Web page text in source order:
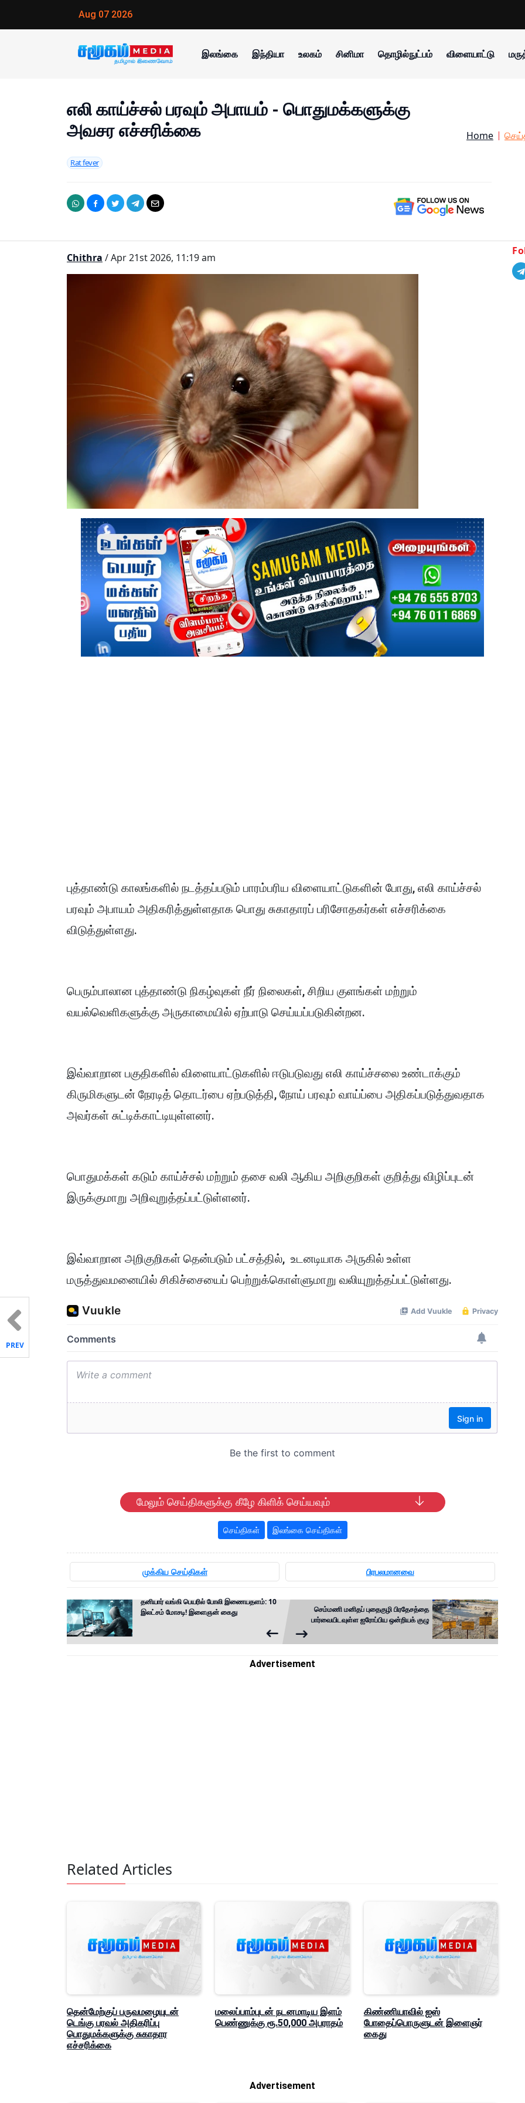
Aug 07 2026
இலங்கை இந்தியா உலகம் சினிமா தொழில்நுட்பம் விளையாட்டு
எலி காய்ச்சல் பரவும் அபாயம் - பொதுமக்களுக்கு
அவசர எச்சரிக்கை
Rat fever
Home
Chithra / Apr 21st 2026, 11:19 am
புத்தாண்டு காலங்களில் நடத்தப்படும் பாரம்பரிய விளையாட்டுகளின் போது, எலி காய்ச்சல்
பரவும் அபாயம் அதிகரித்துள்ளதாக பொது சுகாதாரப் பரிசோதகர்கள் எச்சரிக்கை
விடுத்துள்ளது.
பெரும்பாலான புத்தாண்டு நிகழ்வுகள் நீர் நிலைகள், சிறிய குளங்கள் மற்றும்
வயல்வெளிகளுக்கு அருகாமையில் ஏற்பாடு செய்யப்படுகின்றன.
இவ்வாறான பகுதிகளில் விளையாட்டுகளில் ஈடுபடுவது எலி காய்ச்சலை உண்டாக்கும்
கிருமிகளுடன் நேரடித் தொடர்பை ஏற்படுத்தி, நோய் பரவும் வாய்ப்பை அதிகப்படுத்துவதாக
அவர்கள் சுட்டிக்காட்டியுள்ளனர்.
பொதுமக்கள் கடும் காய்ச்சல் மற்றும் தசை வலி ஆகிய அறிகுறிகள் குறித்து விழிப்புடன்
இருக்குமாறு அறிவுறுத்தப்பட்டுள்ளனர்.
இவ்வாறான அறிகுறிகள் தென்படும் பட்சத்தில், உடனடியாக அருகில் உள்ள
மருத்துவமனையில் சிகிச்சையைப் பெற்றுக்கொள்ளுமாறு வலியுறுத்தப்பட்டுள்ளது.
மேலும் செய்திகளுக்கு கீழே கிளிக் செய்யவும்
செய்திகள் இலங்கை செய்திகள்
முக்கிய செய்திகள் பிரபலமானவை
தனியார் வங்கி பெயரில் போலி இணையதளம்: 10
இலட்சம் மோசடி! இளைஞன் கைது
செம்மணி மனிதப் புதைகுழி பிரதேசத்தை
பார்வையிடவுள்ள ஐரோப்பிய ஒன்றியக் குழு
PREV
Advertisement
Related Articles
தென்மேற்குப் பருவமழையுடன்
டெங்கு பரவல் அதிகரிப்பு
பொதுமக்களுக்கு சுகாதார
எச்சரிக்கை
மலைப்பாம்புடன் நடனமாடிய இளம்
பெண்ணுக்கு ரூ.50,000 அபராதம்
கிண்ணியாவில் ஐஸ்
போதைப்பொருளுடன் இளைஞர்
கைது
Advertisement